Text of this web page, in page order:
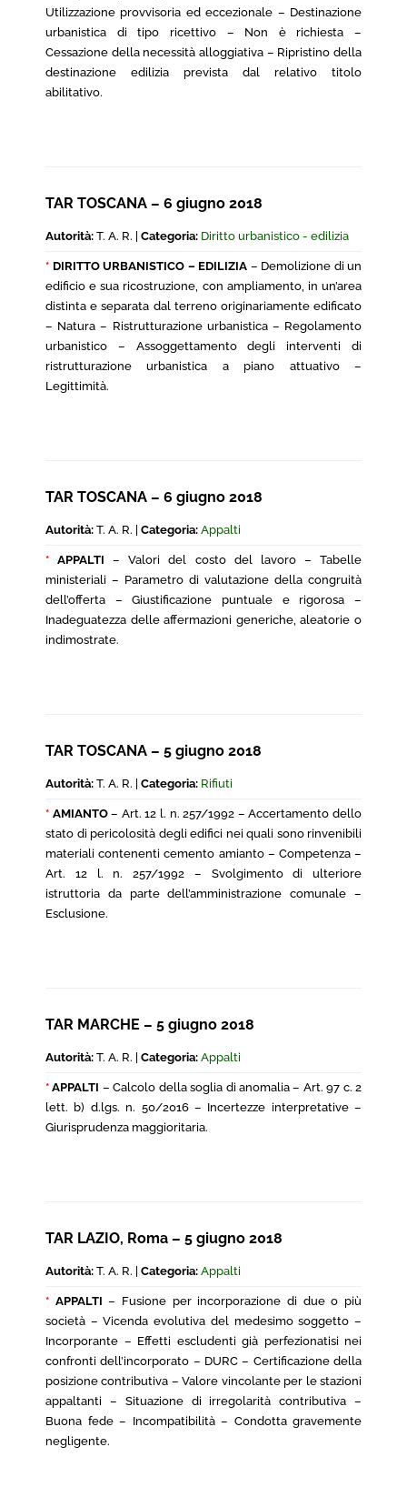
Utilizzazione provvisoria ed eccezionale – Destinazione
urbanistica di tipo ricettivo – Non è richiesta –
Cessazione della necessità alloggiativa – Ripristino della
destinazione edilizia prevista dal relativo titolo
abilitativo.
TAR TOSCANA – 6 giugno 2018
Autorità: T. A. R. | Categoria: Diritto urbanistico - edilizia
* DIRITTO URBANISTICO – EDILIZIA – Demolizione di un
edificio e sua ricostruzione, con ampliamento, in un’area
distinta e separata dal terreno originariamente edificato
– Natura – Ristrutturazione urbanistica – Regolamento
urbanistico – Assoggettamento degli interventi di
ristrutturazione urbanistica a piano attuativo –
Legittimità.
TAR TOSCANA – 6 giugno 2018
Autorità: T. A. R. | Categoria: Appalti
*APPALTI– Valori del costo del lavoro – Tabelle
ministeriali – Parametro di valutazione della congruità
dell’offerta – Giustificazione puntuale e rigorosa –
Inadeguatezza delle affermazioni generiche, aleatorie o
indimostrate.
TAR TOSCANA – 5 giugno 2018
Autorità: T. A. R. | Categoria: Rifiuti
* AMIANTO– Art. 12 l. n. 257/1992 – Accertamento dello
stato di pericolosità degli edifici nei quali sono rinvenibili
materiali contenenti cemento amianto – Competenza –
Art. 12 l. n. 257/1992 – Svolgimento di ulteriore
istruttoria da parte dell’amministrazione comunale –
Esclusione.
TAR MARCHE – 5 giugno 2018
Autorità: T. A. R. | Categoria: Appalti
*APPALTI – Calcolo della soglia di anomalia – Art. 97 c. 2
lett. b) d.lgs. n. 50/2016 – Incertezze interpretative –
Giurisprudenza maggioritaria.
TAR LAZIO, Roma – 5 giugno 2018
Autorità: T. A. R. | Categoria: Appalti
* APPALTI– Fusione per incorporazione di due o più
società – Vicenda evolutiva del medesimo soggetto –
Incorporante – Effetti escludenti già perfezionatisi nei
confronti dell’incorporato – DURC – Certificazione della
posizione contributiva – Valore vincolante per le stazioni
appaltanti – Situazione di irregolarità contributiva –
Buona fede – Incompatibilità – Condotta gravemente
negligente.